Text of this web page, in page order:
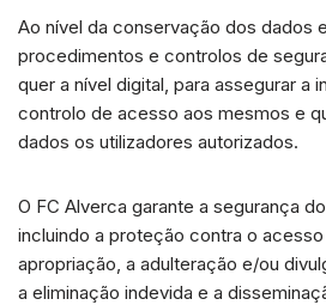
Ao nível da conservação dos dados
procedimentos e controlos de
quer a nível digital, para assegurar a
controlo de acesso aos mesmos e
dados os utilizadores autorizados.
O FC Alverca garante a segurança
incluindo a proteção contra o
apropriação, a adulteração e/ou
a eliminação indevida e a